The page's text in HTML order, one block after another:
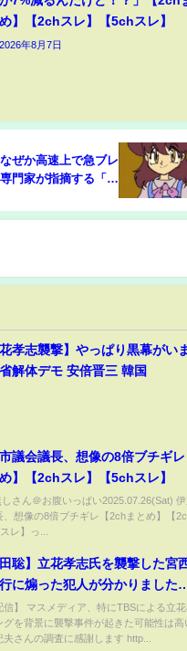
】【2chスレ】【5chスレ】
年8月7日
ぜか高速上で急ブレ
門家が指摘する「慌
花孝志襲撃】やっぱり黒幕がい
解体デモ 安倍晋三 韓国
議会議長、想像の8倍ブチギ
】【2chスレ】【5chスレ】
しさん＠お腹いっぱい2025.07.26(Sat)
、想像の8倍ブチギレ【2chまとめ】【
レ】っ...
田聡】立花孝志氏を襲撃した宮
に煽った犯人が分かりました
党、丸山穂高、兵庫県知事選
、竹内英明、斎藤元彦】
信】 マスメディア、特にTBSによる立
グを背景に襲撃事件が起きた可能性は
夫さんの調査に感謝します http...